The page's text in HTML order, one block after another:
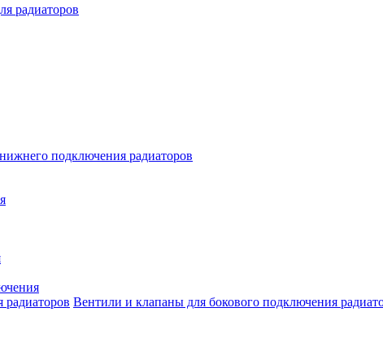
радиаторов
подключения радиаторов
Вентили и клапаны для бокового подключения